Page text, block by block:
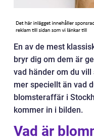
En av de mest
bryr dig om dem är
vad händer om du
mer speciellt än vad
blomsteraffär i
kommer in i bilden.
Vad är